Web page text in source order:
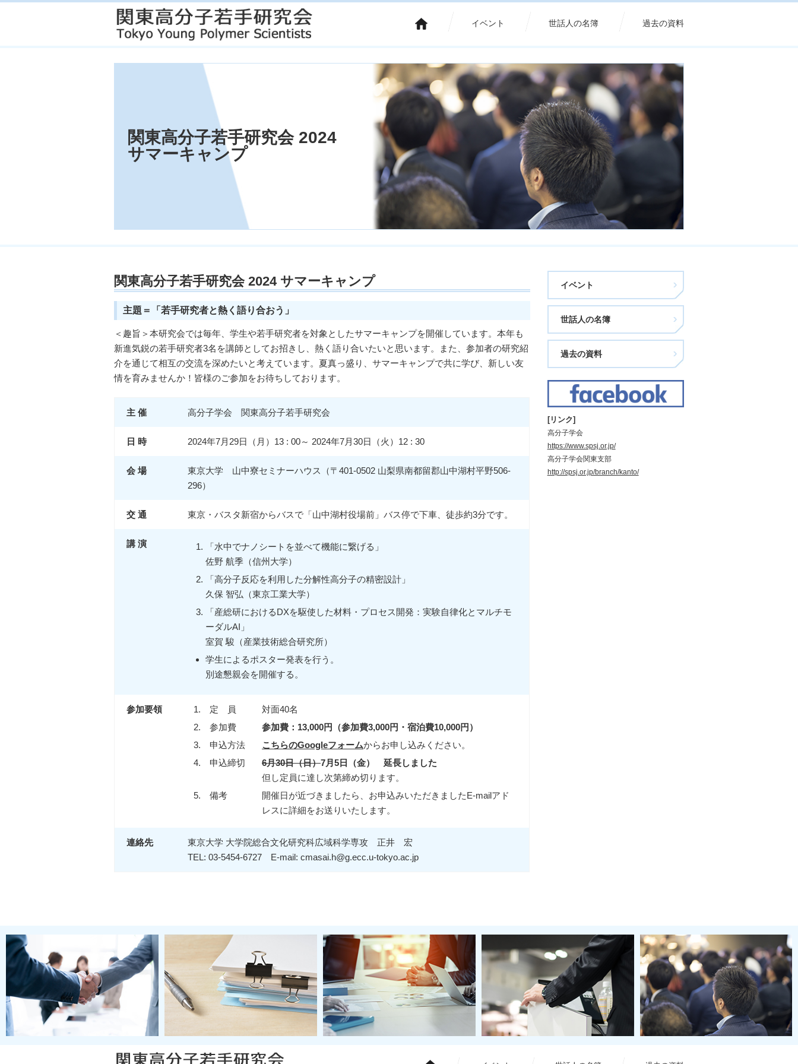
イベント 世話人の名簿 過去の資料
関東高分子若手研究会 2024
サマーキャンプ
関東高分子若手研究会 2024 サマーキャンプ
主題＝「若手研究者と熱く語り合おう」
＜趣旨＞本研究会では毎年、学生や若手研究者を対象としたサマーキャンプを開催しています。本年も
新進気鋭の若手研究者3名を講師としてお招きし、熱く語り合いたいと思います。また、参加者の研究紹
介を通じて相互の交流を深めたいと考えています。夏真っ盛り、サマーキャンプで共に学び、新しい友
情を育みませんか！皆様のご参加をお待ちしております。
主 催 高分子学会 関東高分子若手研究会
日 時 2024年7月29日（月）13 : 00～ 2024年7月30日（火）12 : 30
会 場
東京大学 山中寮セミナーハウス（〒401-0502 山梨県南都留郡山中湖村平野506-
296）
交 通 東京・バスタ新宿からバスで「山中湖村役場前」バス停で下車、徒歩約3分です。
講 演
「水中でナノシートを並べて機能に繋げる」
佐野 航季（信州大学）
「高分子反応を利用した分解性高分子の精密設計」
久保 智弘（東京工業大学）
「産総研におけるDXを駆使した材料・プロセス開発：実験自律化とマルチモ
ーダルAI」
室賀 駿（産業技術総合研究所）
学生によるポスター発表を行う。
別途懇親会を開催する。
参加要領 1. 定 員
対面40名
2.
参加費
参加費：13,000円（参加費3,000円・宿泊費10,000円）
3.
申込方法 こちらのGoogleフォームからお申し込みください。
4.
申込締切 6月30日（日）7月5日（金） 延長しました
但し定員に達し次第締め切ります。
5.
備考
開催日が近づきましたら、お申込みいただきましたE-mailアド
レスに詳細をお送りいたします。
連絡先
東京大学 大学院総合文化研究科広域科学専攻 正井 宏
TEL: 03-5454-6727 E-mail: cmasai.h@g.ecc.u-tokyo.ac.jp
イベント
世話人の名簿
過去の資料
[リンク]
高分子学会
https://www.spsj.or.jp/
高分子学会関東支部
http://spsj.or.jp/branch/kanto/